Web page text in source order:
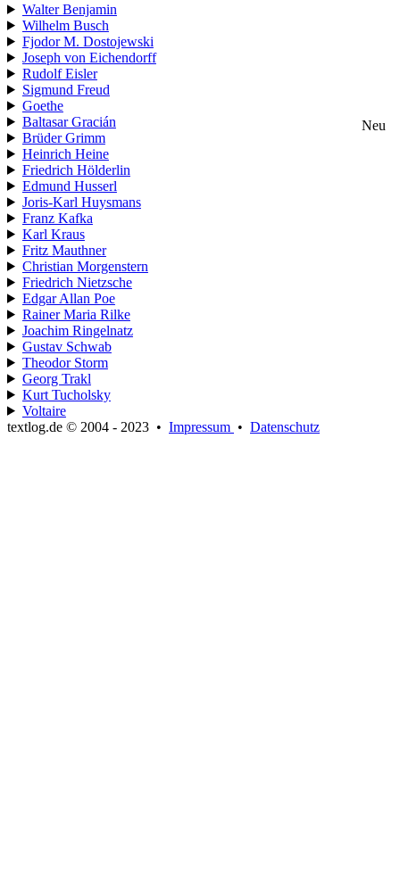
Walter Benjamin
Wilhelm Busch
Fjodor M. Dostojewski
Joseph von Eichendorff
Rudolf Eisler
Sigmund Freud
Goethe
Baltasar Gracián
Neu
Brüder Grimm
Heinrich Heine
Friedrich Hölderlin
Edmund Husserl
Joris-Karl Huysmans
Franz Kafka
Karl Kraus
Fritz Mauthner
Christian Morgenstern
Friedrich Nietzsche
Edgar Allan Poe
Rainer Maria Rilke
Joachim Ringelnatz
Gustav Schwab
Theodor Storm
Georg Trakl
Kurt Tucholsky
Voltaire
textlog.de © 2004 - 2023 • Impressum • Datenschutz